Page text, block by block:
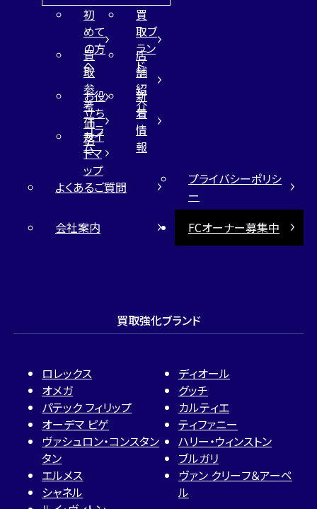
初
めて
の方
へ
買
取ブ
ラン
ド
買
取
参
考
価
格
店
舗
紹
介
お役
立ち
コラ
ム
新
着
情
報
サイ
トマ
ップ
よくあるご質問
プライバシーポリシ
ー
会社案内
FCオーナー募集中
買取強化ブランド
ロレックス
オメガ
パテック フィリップ
オーデマ ピゲ
ヴァシュロン・コンスタン
タン
エルメス
シャネル
ディオール
グッチ
カルティエ
ティファニー
ハリー・ウィンストン
ブルガリ
ヴァン クリーフ＆アーペ
ル